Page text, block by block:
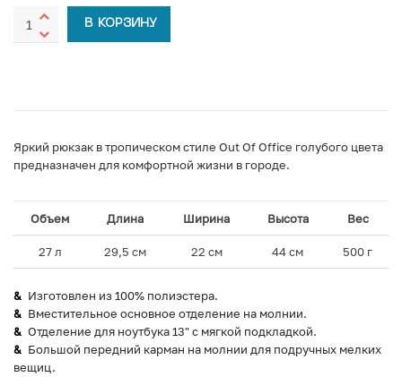
В КОРЗИНУ
Яркий рюкзак в тропическом стиле Out Of Office голубого цвета
предназначен для комфортной жизни в городе.
Объем Длина Ширина Высота Вес
27 л 29,5 см 22 см 44 см 500 г
Изготовлен из 100% полиэстера.
Вместительное основное отделение на молнии.
Отделение для ноутбука 13" с мягкой подкладкой.
Большой передний карман на молнии для подручных мелких
вещиц.